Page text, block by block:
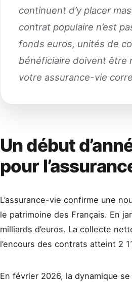
continuent d’y placer
contrat populaire n’est
fonds euros, unités de
bénéficiaire doivent être
votre assurance-vie
Un début
pour
L’assurance-vie confirme une
le patrimoine des Français. En
milliards d’euros. La collecte
l’encours des contrats atteint 2
En février 2026, la dynamique